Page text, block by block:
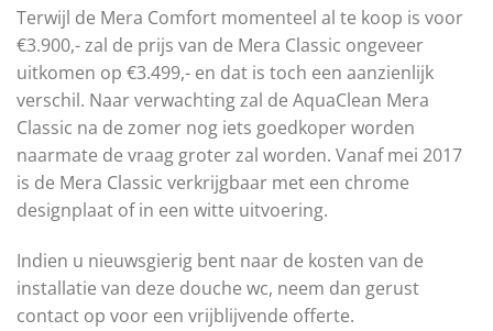
Terwijl de Mera Comfort momenteel al te koop is voor
€3.900,- zal de prijs van de Mera Classic ongeveer
uitkomen op €3.499,- en dat is toch een aanzienlijk
verschil. Naar verwachting zal de AquaClean Mera
Classic na de zomer nog iets goedkoper worden
naarmate de vraag groter zal worden. Vanaf mei 2017
is de Mera Classic verkrijgbaar met een chrome
designplaat of in een witte uitvoering.
Indien u nieuwsgierig bent naar de kosten van de
installatie van deze douche wc, neem dan gerust
contact op voor een vrijblijvende offerte.